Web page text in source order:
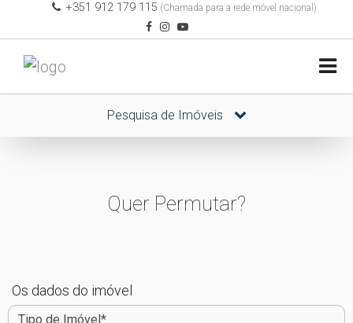
+351 912 179 115 (Chamada para a rede móvel nacional)
Pesquisa de Imóveis
Quer Permutar?
Os dados do imóvel